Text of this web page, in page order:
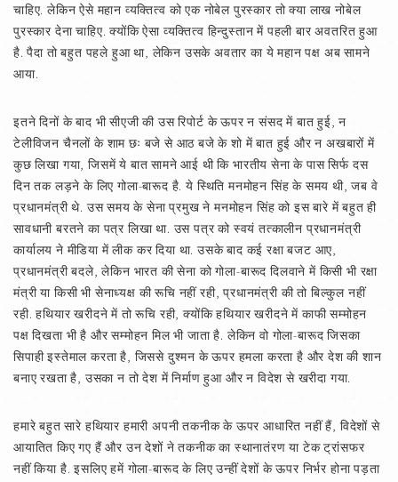
चाहिए. लेकिन ऐसे महान व्यक्तित्व को एक नोबेल पुरस्कार तो क्या लाख नोबेल
पुरस्कार देना चाहिए. क्योंकि ऐसा व्यक्तित्व हिन्दुस्तान में पहली बार अवतरित हुआ
है. पैदा तो बहुत पहले हुआ था, लेकिन उसके अवतार का ये महान पक्ष अब सामने
आया.
इतने दिनों के बाद भी सीएजी की उस रिपोर्ट के ऊपर न संसद में बात हुई, न
टेलीविजन चैनलों के शाम छः बजे से आठ बजे के शो में बात हुई और न अखबारों में
कुछ लिखा गया, जिसमें ये बात सामने आई थी कि भारतीय सेना के पास सिर्फ दस
दिन तक लड़ने के लिए गोला-बारूद है. ये स्थिति मनमोहन सिंह के समय थी, जब वे
प्रधानमंत्री थे. उस समय के सेना प्रमुख ने मनमोहन सिंह को इस बारे में बहुत ही
सावधानी बरतने का पत्र लिखा था. उस पत्र को स्वयं तत्कालीन प्रधानमंत्री
कार्यालय ने मीडिया में लीक कर दिया था. उसके बाद कई रक्षा बजट आए,
प्रधानमंत्री बदले, लेकिन भारत की सेना को गोला-बारूद दिलवाने में किसी भी रक्षा
मंत्री या किसी भी सेनाध्यक्ष की रूचि नहीं रही, प्रधानमंत्री की तो बिल्कुल नहीं
रही. हथियार खरीदने में तो रूचि रही, क्योंकि हथियार खरीदने में काफी सम्मोहन
पक्ष दिखता भी है और सम्मोहन मिल भी जाता है. लेकिन वो गोला-बारूद जिसका
सिपाही इस्तेमाल करता है, जिससे दुश्मन के ऊपर हमला करता है और देश की शान
बनाए रखता है, उसका न तो देश में निर्माण हुआ और न विदेश से खरीदा गया.
हमारे बहुत सारे हथियार हमारी अपनी तकनीक के ऊपर आधारित नहीं हैं, विदेशों से
आयातित किए गए हैं और उन देशों ने तकनीक का स्थानातंरण या टेक ट्रांसफर
नहीं किया है. इसलिए हमें गोला-बारूद के लिए उन्हीं देशों के ऊपर निर्भर होना पड़ता